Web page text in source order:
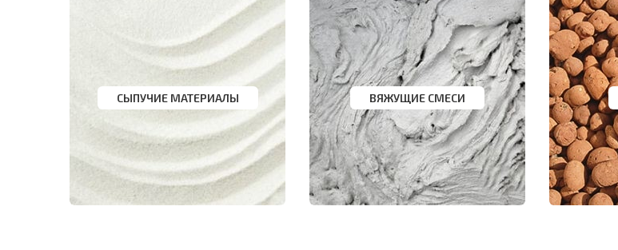
СЫПУЧИЕ МАТЕРИАЛЫ ВЯЖУЩИЕ СМЕСИ